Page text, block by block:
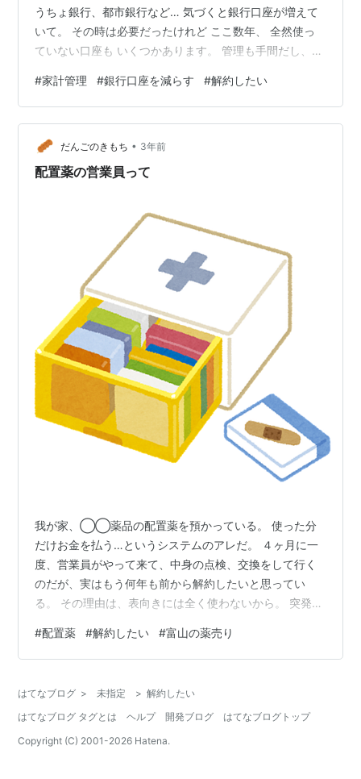
うちょ銀行、都市銀行など… 気づくと銀行口座が増えて
いて。 その時は必要だったけれど ここ数年、 全然使っ
ていない口座も いくつかあります。 管理も手間だし、
います。 メインバンクは楽天銀行に 私と夫は 楽天証券
で投資信託を 積み立てていることもあって、 メインで使
うのは 楽天銀行がいいだろう ということになりました。
楽天銀行だと、 条件にもよりますが 振込手数料が月3回
まで無料だし、 ネットで出入金が確認できるので わざわ
#家計管理 #銀行口座を減らす #解約したい
だんごのきもち • 3年前
配置薬の営業員って
我が家、◯◯薬品の配置薬を預かっている。 使った分
だけお金を払う…というシステムのアレだ。 ４ヶ月に一
度、営業員がやって来て、中身の点検、交換をして行く
のだが、実はもう何年も前から解約したいと思ってい
る。 その理由は、表向きには全く使わないから。 突発的
ういう時のためによく効く市販薬は常備している。 だか
ら配置薬の必要性は全くないのである。 これが建前の理
ら。 我が家、昼間は不在家庭。 それを知ってか知らず
か、富士◯◯の営業車が団地の中でずーーーっと私の帰
りを待っているのだ。 私が車を駐車場に入…
#配置薬 #解約したい #富山の薬売り
はてなブログ > 未指定 > 解約したい
はてなブログ タグとは
ヘルプ 開発ブログ
はてなブログトップ
Copyright (C) 2001-2026 Hatena.